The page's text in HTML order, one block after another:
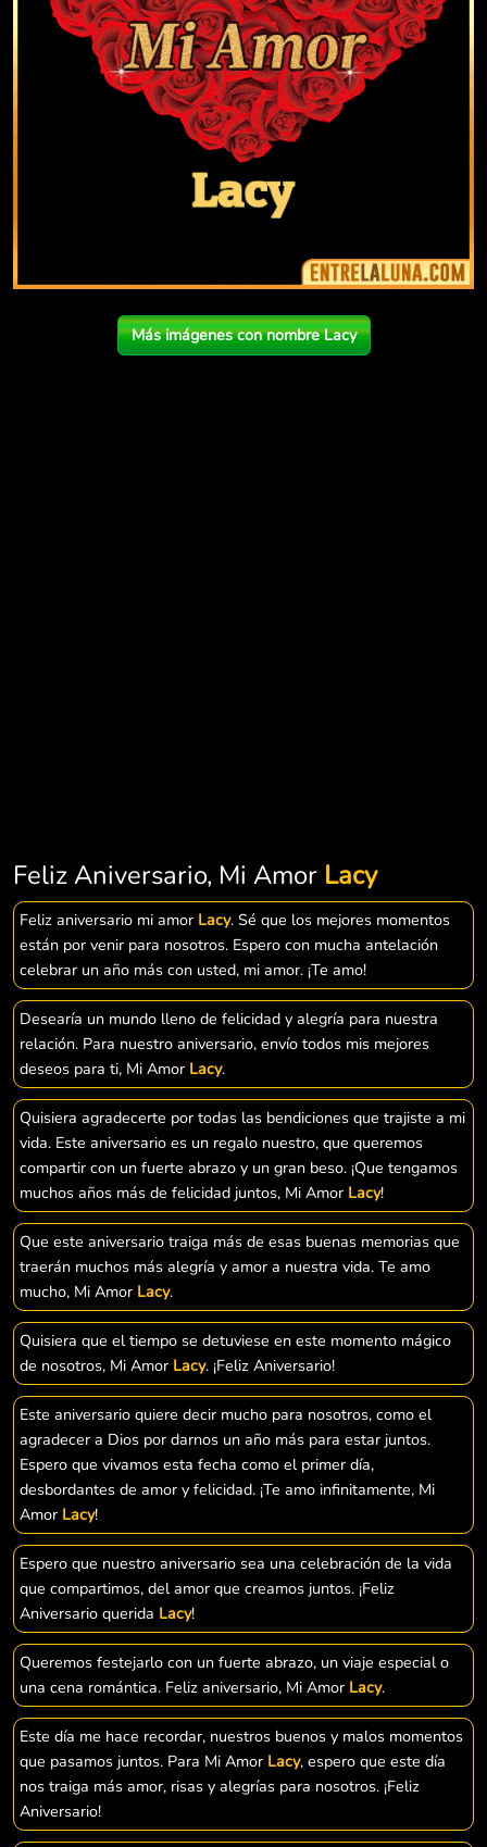
Más imágenes con nombre Lacy
Feliz Aniversario, Mi Amor Lacy
Feliz aniversario mi amor Lacy. Sé que los mejores momentos
están por venir para nosotros. Espero con mucha antelación
celebrar un año más con usted, mi amor. ¡Te amo!
Desearía un mundo lleno de felicidad y alegría para nuestra
relación. Para nuestro aniversario, envío todos mis mejores
deseos para ti, Mi Amor Lacy.
Quisiera agradecerte por todas las bendiciones que trajiste a mi
vida. Este aniversario es un regalo nuestro, que queremos
compartir con un fuerte abrazo y un gran beso. ¡Que tengamos
muchos años más de felicidad juntos, Mi Amor Lacy!
Que este aniversario traiga más de esas buenas memorias que
traerán muchos más alegría y amor a nuestra vida. Te amo
mucho, Mi Amor Lacy.
Quisiera que el tiempo se detuviese en este momento mágico
de nosotros, Mi Amor Lacy. ¡Feliz Aniversario!
Este aniversario quiere decir mucho para nosotros, como el
agradecer a Dios por darnos un año más para estar juntos.
Espero que vivamos esta fecha como el primer día,
desbordantes de amor y felicidad. ¡Te amo infinitamente, Mi
Amor Lacy!
Espero que nuestro aniversario sea una celebración de la vida
que compartimos, del amor que creamos juntos. ¡Feliz
Aniversario querida Lacy!
Queremos festejarlo con un fuerte abrazo, un viaje especial o
una cena romántica. Feliz aniversario, Mi Amor Lacy.
Este día me hace recordar, nuestros buenos y malos momentos
que pasamos juntos. Para Mi Amor Lacy, espero que este día
nos traiga más amor, risas y alegrías para nosotros. ¡Feliz
Aniversario!